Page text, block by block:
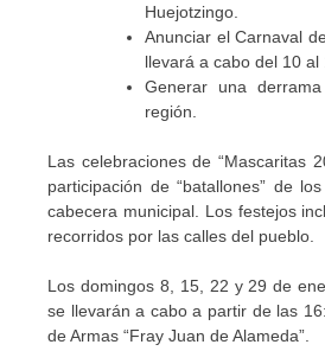
Huejotzingo.
Anunciar el Carnaval
llevará a cabo del 10 al
Generar una
región.
Las celebraciones de “Mascaritas
participación de “batallones” de
cabecera municipal. Los festejos
recorridos por las calles del pueblo.
Los domingos 8, 15, 22 y 29 de
se llevarán a cabo a partir de las
de Armas “Fray Juan de Alameda”.